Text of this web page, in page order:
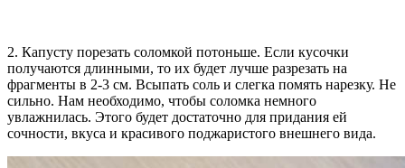
2. Капусту порезать соломкой потоньше. Если кусочки
получаются длинными, то их будет лучше разрезать на
фрагменты в 2-3 см. Всыпать соль и слегка помять нарезку. Не
сильно. Нам необходимо, чтобы соломка немного
увлажнилась. Этого будет достаточно для придания ей
сочности, вкуса и красивого поджаристого внешнего вида.